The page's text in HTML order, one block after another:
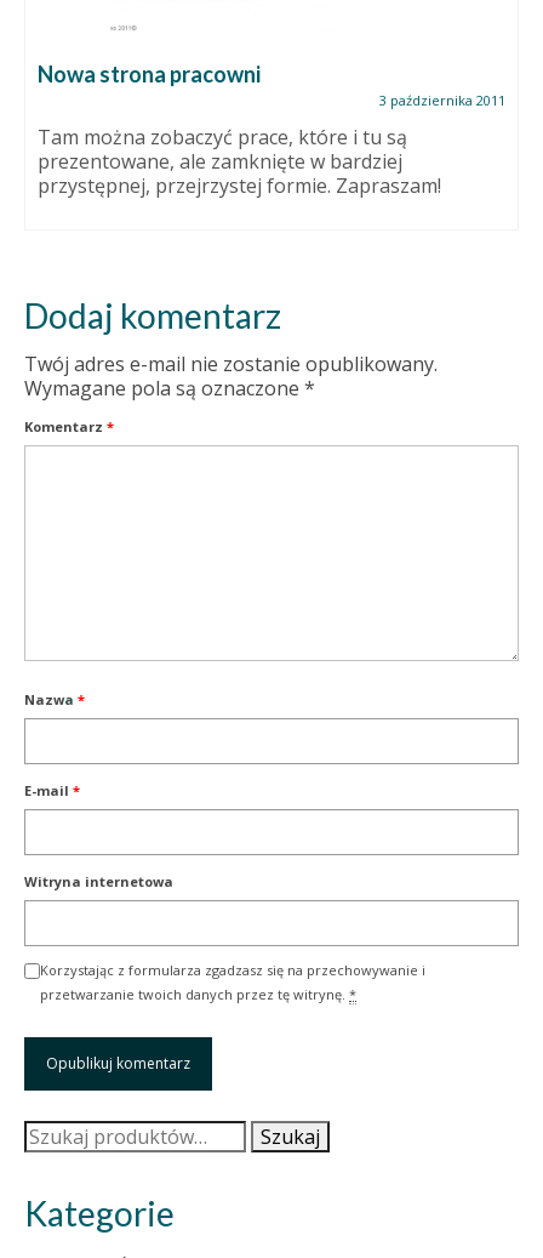
Nowa strona pracowni
3 października 2011
Tam można zobaczyć prace, które i tu są
prezentowane, ale zamknięte w bardziej
przystępnej, przejrzystej formie. Zapraszam!
Dodaj komentarz
Twój adres e-mail nie zostanie opublikowany.
Wymagane pola są oznaczone *
Komentarz *
Nazwa *
E-mail *
Witryna internetowa
Korzystając z formularza zgadzasz się na przechowywanie i
przetwarzanie twoich danych przez tę witrynę. *
Szukaj: Szukaj
Kategorie